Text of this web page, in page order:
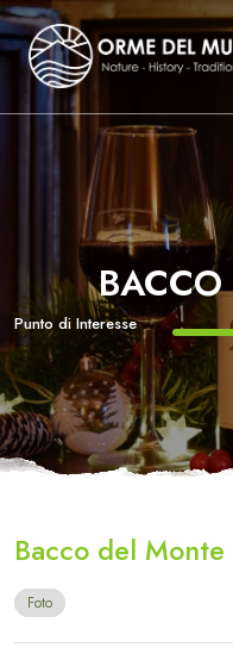
Le Orme Del Mugello
Il Mugello
Organizza Il Tuo Mugello
Storie
Testimonianze
News Ed Eventi
Inglese
Punto di Interesse
Bacco del Monte
Foto